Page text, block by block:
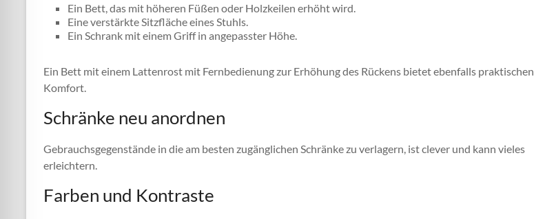
Ein Bett, das mit höheren Füßen oder Holzkeilen erhöht wird.
Eine verstärkte Sitzfläche eines Stuhls.
Ein Schrank mit einem Griff in angepasster Höhe.
Ein Bett mit einem Lattenrost mit Fernbedienung zur Erhöhung des Rückens bietet ebenfalls praktischen
Komfort.
Schränke neu anordnen
Gebrauchsgegenstände in die am besten zugänglichen Schränke zu verlagern, ist clever und kann vieles
erleichtern.
Farben und Kontraste